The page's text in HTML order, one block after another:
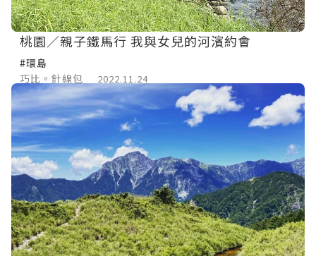
桃園／親子鐵馬行 我與女兒的河濱約會
#環島
巧比。針線包
2022.11.24